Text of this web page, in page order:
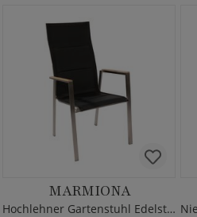
MARMIONA
Hochlehner Gartenstuhl Edelstahl